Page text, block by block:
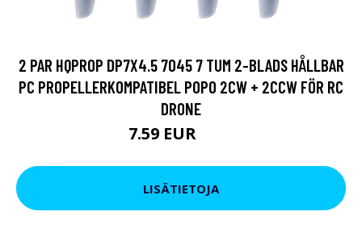
2 PAR HQPROP DP7X4.5 7045 7 TUM 2-BLADS HÅLLBAR
PC PROPELLERKOMPATIBEL POPO 2CW + 2CCW FÖR RC
DRONE
7.59 EUR
LISÄTIETOJA